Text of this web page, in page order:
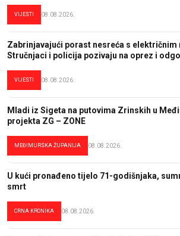
VIJESTI 08.08.2026.
Zabrinjavajući porast nesreća s
Stručnjaci i policija pozivaju na oprez i
VIJESTI 08.08.2026.
Mladi iz Sigeta na putovima Zrinskih u
projekta ZG – ZONE
MEĐIMURSKA ŽUPANIJA 08.08.2026.
U kući pronađeno tijelo 71-godišnjaka,
smrt
CRNA KRONIKA 08.08.2026.